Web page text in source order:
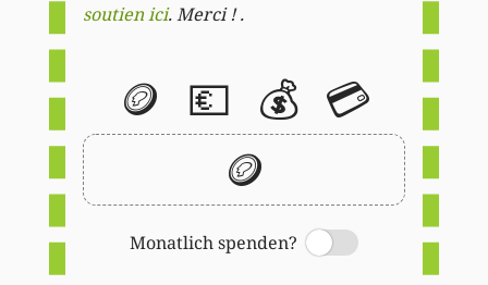
soutien ici. Merci ! .
🪙 💶 💰 💳
🪙
Monatlich spenden?
Switch